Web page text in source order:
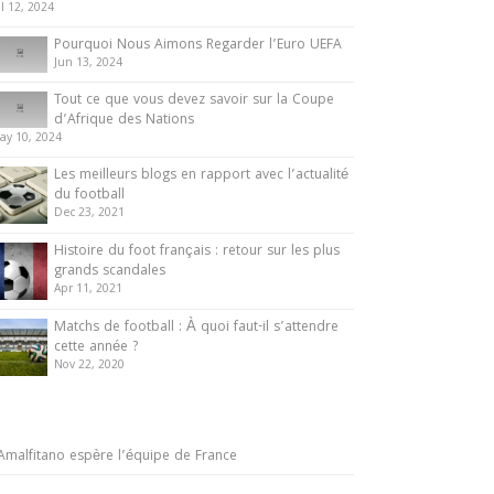
12, 2024
Pourquoi Nous Aimons Regarder l’Euro UEFA
Jun 13, 2024
Tout ce que vous devez savoir sur la Coupe
d’Afrique des Nations
10, 2024
Les meilleurs blogs en rapport avec l’actualité
du football
Dec 23, 2021
Histoire du foot français : retour sur les plus
grands scandales
Apr 11, 2021
Matchs de football : À quoi faut-il s’attendre
cette année ?
Nov 22, 2020
espère l’équipe de France